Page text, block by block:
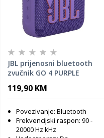
JBL prijenosni bluetooth
zvučnik GO 4 PURPLE
119,90 KM
Povezivanje: Bluetooth
Frekvencijski raspon: 90 -
20000 Hz kHz